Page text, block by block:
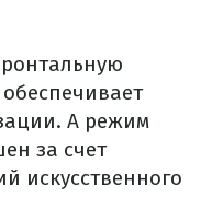
А режим
за счет
искусственного